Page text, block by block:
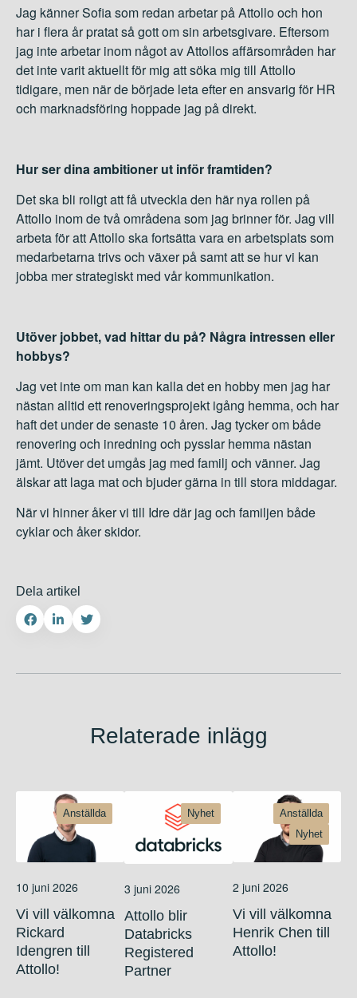
Jag känner Sofia som redan arbetar på Attollo och hon
har i flera år pratat så gott om sin arbetsgivare. Eftersom
jag inte arbetar inom något av Attollos affärsområden har
det inte varit aktuellt för mig att söka mig till Attollo
tidigare, men när de började leta efter en ansvarig för HR
och marknadsföring hoppade jag på direkt.
Hur ser dina ambitioner ut inför framtiden?
Det ska bli roligt att få utveckla den här nya rollen på
Attollo inom de två områdena som jag brinner för. Jag vill
arbeta för att Attollo ska fortsätta vara en arbetsplats som
medarbetarna trivs och växer på samt att se hur vi kan
jobba mer strategiskt med vår kommunikation.
Utöver jobbet, vad hittar du på? Några intressen eller
hobbys?
Jag vet inte om man kan kalla det en hobby men jag har
nästan alltid ett renoveringsprojekt igång hemma, och har
haft det under de senaste 10 åren. Jag tycker om både
renovering och inredning och pysslar hemma nästan
jämt. Utöver det umgås jag med familj och vänner. Jag
älskar att laga mat och bjuder gärna in till stora middagar.
När vi hinner åker vi till Idre där jag och familjen både
cyklar och åker skidor.
Dela artikel
Relaterade inlägg
10 juni 2026
Anställda
Vi vill välkomna
Rickard
Idengren till
Attollo!
3 juni 2026
Nyhet
Attollo blir
Databricks
Registered
Partner
2 juni 2026
Anställda
Nyhet
Vi vill välkomna
Henrik Chen till
Attollo!